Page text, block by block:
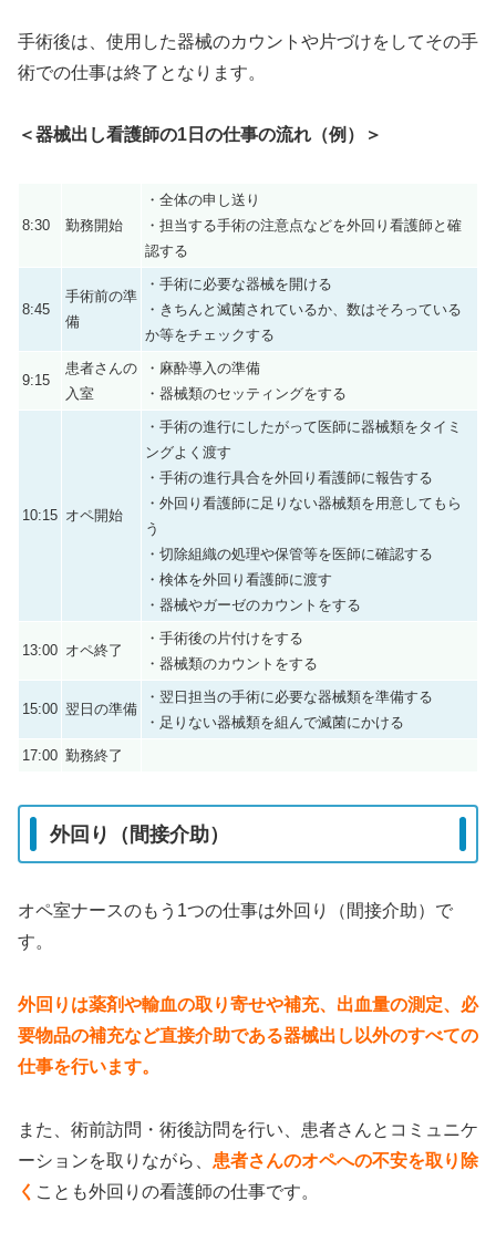
手術後は、使用した器械のカウントや片づけをしてその手
術での仕事は終了となります。
＜器械出し看護師の1 日の仕事の流れ（例）＞
8:30 勤務開始
・全体の申し送り
・担当する手術の注意点などを外回り看護師と確
認する
8:45
手術前の準
備
・手術に必要な器械を開ける
・きちんと滅菌されているか、数はそろっている
か等をチェックする
9:15
患者さんの
入室
・麻酔導入の準備
・器械類のセッティングをする
10:15 オペ開始
・手術の進行にしたがって医師に器械類をタイミ
ングよく渡す
・手術の進行具合を外回り看護師に報告する
・外回り看護師に足りない器械類を用意してもら
う
・切除組織の処理や保管等を医師に確認する
・検体を外回り看護師に渡す
・器械やガーゼのカウントをする
13:00 オペ終了
・手術後の片付けをする
・器械類のカウントをする
15:00 翌日の準備
・翌日担当の手術に必要な器械類を準備する
・足りない器械類を組んで滅菌にかける
17:00 勤務終了
外回り（間接介助）
オペ室ナースのもう1つの仕事は外回り（間接介助）で
す。
外回りは薬剤や輸血の取り寄せや補充、出血量の測定、必
要物品の補充など直接介助である器械出し以外のすべての
仕事を行います。
また、術前訪問・術後訪問を行い、患者さんとコミュニケ
ーションを取りながら、 患者さんのオペへの不安を取り除
く ことも外回りの看護師の仕事です。